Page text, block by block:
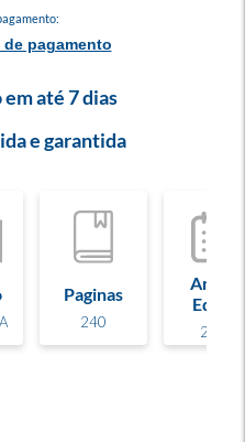
pagamento
até 7 dias
e garantida
Paginas
240
Ano de
Edição
2023